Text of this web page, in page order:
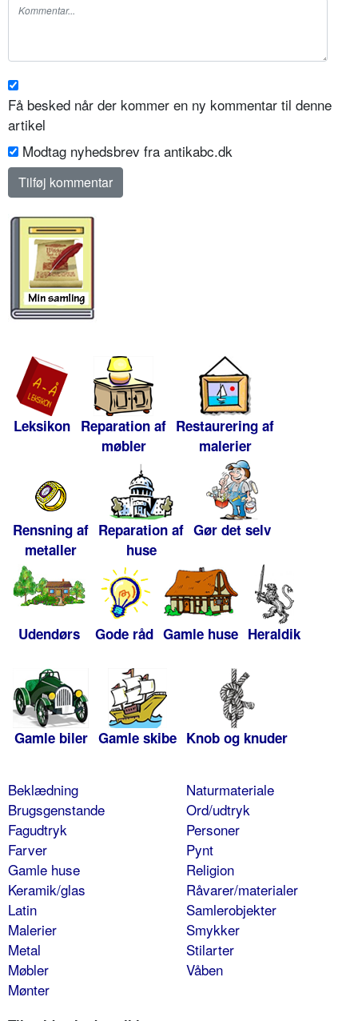
Få besked når der kommer en ny kommentar til denne
artikel
Modtag nyhedsbrev fra antikabc.dk
Leksikon Reparation af
møbler
Restaurering af
malerier
Rensning af
metaller
Reparation af
huse
Gør det selv
Udendørs Gode råd Gamle huse Heraldik
Gamle biler Gamle skibe Knob og knuder
Beklædning
Brugsgenstande
Fagudtryk
Farver
Gamle huse
Keramik/glas
Latin
Malerier
Metal
Møbler
Mønter
Naturmateriale
Ord/udtryk
Personer
Pynt
Religion
Råvarer/materialer
Samlerobjekter
Smykker
Stilarter
Våben